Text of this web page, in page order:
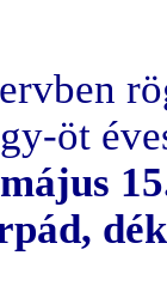
öt